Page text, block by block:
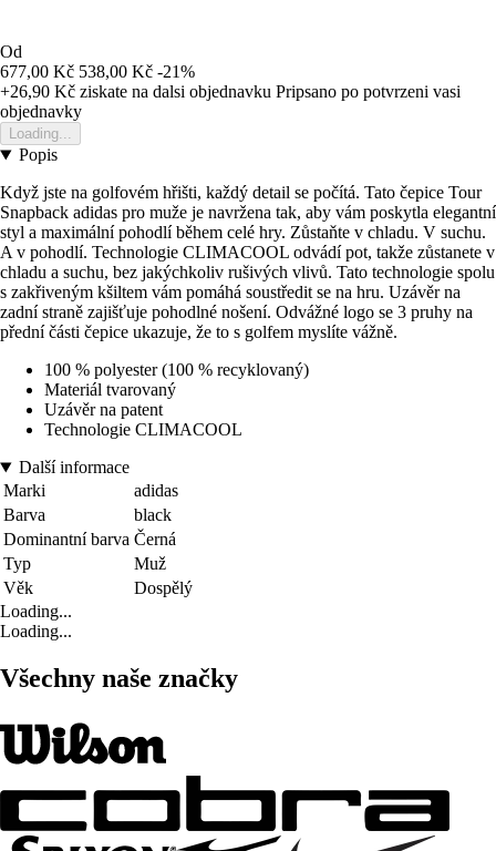
Od
677,00 Kč 538,00 Kč -21%
+26,90 Kč ziskate na dalsi objednavku Pripsano po potvrzeni vasi
objednavky
Loading...
Popis
Když jste na golfovém hřišti, každý detail se počítá. Tato čepice Tour
Snapback adidas pro muže je navržena tak, aby vám poskytla elegantní
styl a maximální pohodlí během celé hry. Zůstaňte v chladu. V suchu.
A v pohodlí. Technologie CLIMACOOL odvádí pot, takže zůstanete v
chladu a suchu, bez jakýchkoliv rušivých vlivů. Tato technologie spolu
s zakřiveným kšiltem vám pomáhá soustředit se na hru. Uzávěr na
zadní straně zajišťuje pohodlné nošení. Odvážné logo se 3 pruhy na
přední části čepice ukazuje, že to s golfem myslíte vážně.
100 % polyester (100 % recyklovaný)
Materiál tvarovaný
Uzávěr na patent
Technologie CLIMACOOL
Další informace
Marki
adidas
Barva
black
Dominantní barva Černá
Typ
Muž
Věk
Dospělý
Loading...
Loading...
Všechny naše značky